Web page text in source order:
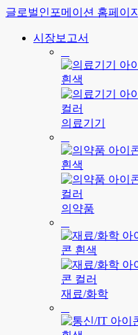
글로벌인포메이션 홈페이지
시장보고서
의료기기
의약품
재료/화학